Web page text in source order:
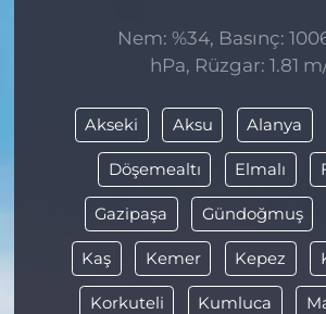
Nem: %34, Basınç:
hPa, Rüzgar: 1.81
Akseki Aksu Alanya
Döşemealtı Elmalı
Gazipaşa Gündoğmuş
Kaş Kemer Kepez
Korkuteli Kumluca